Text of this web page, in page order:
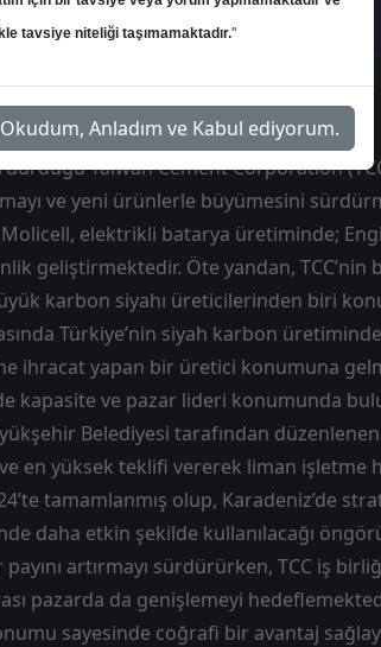
Potansiyel: %52.67
Taiwan Cement Corporation
ve yeni ürünlerle büyümesini
elektrikli batarya üretiminde;
geliştirmektedir. Öte yandan, TCC’nin
karbon siyahı üreticilerinden biri
Türkiye’nin siyah karbon üretiminde
ihracat yapan bir üretici konumuna
kapasite ve pazar lideri konumunda
Belediyesi tarafından düzenlenen
en yüksek teklifi vererek liman işletme
tamamlanmış olup, Karadeniz’de
daha etkin şekilde kullanılacağı
artırmayı sürdürürken, TCC iş
pazarda da genişlemeyi
sayesinde coğrafi bir avantaj
tavsiye niteliği taşımamaktadır."
Beyan edilen metni Okudum, Anladım ve Kabul ediyorum.